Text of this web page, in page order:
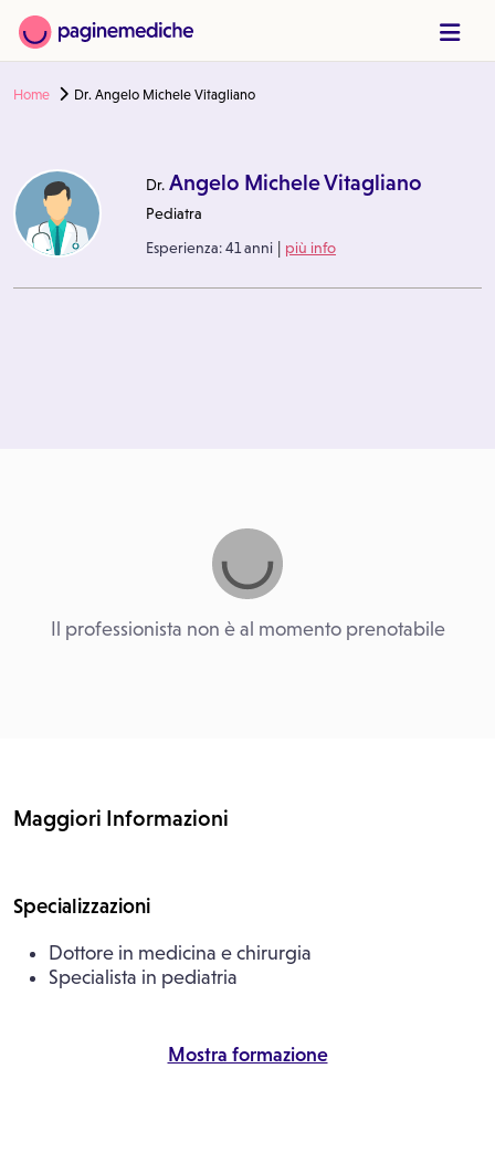
Home Dr. Angelo Michele Vitagliano
Dr. Angelo Michele Vitagliano
Pediatra
Esperienza:41 anni | più info
Il professionista non è al momento prenotabile
Maggiori Informazioni
Specializzazioni
Dottore in medicina e chirurgia
Specialista in pediatria
Mostra formazione